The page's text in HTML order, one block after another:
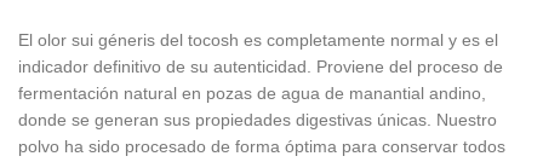
El olor sui géneris del tocosh es completamente normal y es el
indicador definitivo de su autenticidad. Proviene del proceso de
fermentación natural en pozas de agua de manantial andino,
donde se generan sus propiedades digestivas únicas. Nuestro
polvo ha sido procesado de forma óptima para conservar todos